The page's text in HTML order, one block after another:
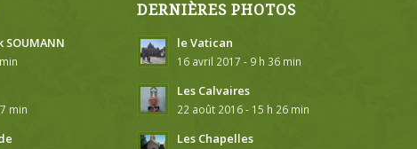
min
DERNIÈRES PHOTOS
le Vatican
16 avril 2017 - 9 h 36 min
Les Calvaires
22 août 2016 - 15 h 26 min
Les Chapelles